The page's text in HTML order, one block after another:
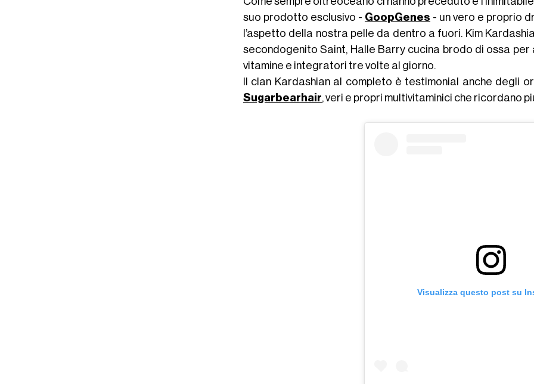
suo prodotto esclusivo - GoopGenes - un vero e proprio
l’aspetto della nostra pelle da dentro a fuori. Kim
secondogenito Saint, Halle Barry cucina brodo di ossa
vitamine e integratori tre volte al giorno.
Il clan Kardashian al completo è testimonial anche degli
Sugarbearhair, veri e propri multivitaminici che ricordano
Visualizza questo post su